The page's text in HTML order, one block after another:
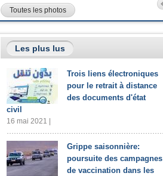
Toutes les photos
Les plus lus
Trois liens électroniques
pour le retrait à distance
des documents d'état
civil
16 mai 2021 |
Grippe saisonnière:
poursuite des campagnes
de vaccination dans les